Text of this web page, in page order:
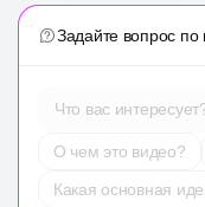
Задайте вопрос по
Что вас
О чем это видео?
Какая основная